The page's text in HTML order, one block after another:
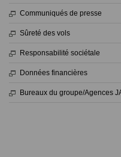
Communiqués de presse
Sûreté des vols
Responsabilité sociétale
Données financières
Bureaux du groupe/Agences